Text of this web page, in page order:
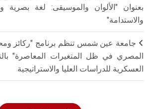
بعنوان "الألوان والموسيقى: لغة بصرية
والاستدامة"
جامعة عين شمس تنظم برنامج "ركائز
المصري في ظل المتغيرات المعاصرة"
العسكرية للدراسات العليا والاستراتيجية